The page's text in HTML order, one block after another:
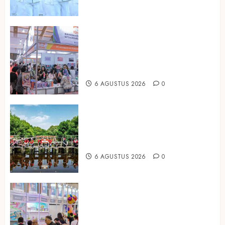
6 AGUSTUS 2026 0
6 AGUSTUS 2026 0